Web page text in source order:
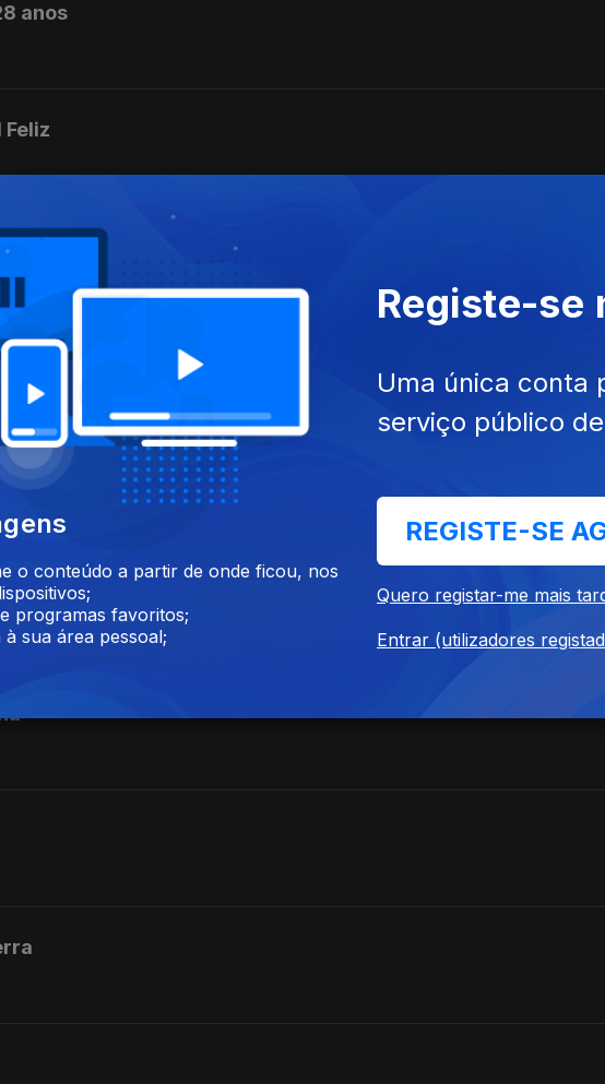
anos
Feliz
pais se conheceram?
o conteúdo a partir de onde ficou, nos
programas favoritos;
à sua área pessoal;
Registe-se
Uma única conta
serviço público
REGISTE-SE
Quero registar-me mais
Entrar (utilizadores